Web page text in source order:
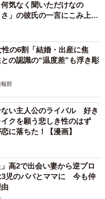
後、どんな様子だったで
はフロントの顔が見えな
知らず室内への廊下を進
顔が見えるので、父以外
を見て半泣きでした。し
た様子でしたが、まだ同
ます。
いた女性に会ってしまっ
業で知人に遭遇すること
よる傾向があるのでしょ
気なく聞いただけなの
」の彼氏の一言にこみ上げ
の6割「結婚・出産に焦
の認識の“温度差”も浮き彫
報部
い主人公のライバル 好き
クを願う悲しき性のはず
に落ちた！【漫画】
」高2で出会い妻から逆プロ
児のパパとママに 今も仲